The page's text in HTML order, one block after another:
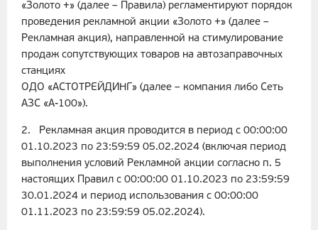
«Золото +» (далее – Правила) регламентируют порядок
проведения рекламной акции «Золото +» (далее –
Рекламная акция), направленной на стимулирование
продаж сопутствующих товаров на автозаправочных
станциях
ОДО «АСТОТРЕЙДИНГ» (далее – компания либо Сеть
АЗС «А-100»).
2. Рекламная акция проводится в период с 00:00:00
01.10.2023 по 23:59:59 05.02.2024 (включая период
выполнения условий Рекламной акции согласно п. 5
настоящих Правил с 00:00:00 01.10.2023 по 23:59:59
30.01.2024 и период использования с 00:00:00
01.11.2023 по 23:59:59 05.02.2024).